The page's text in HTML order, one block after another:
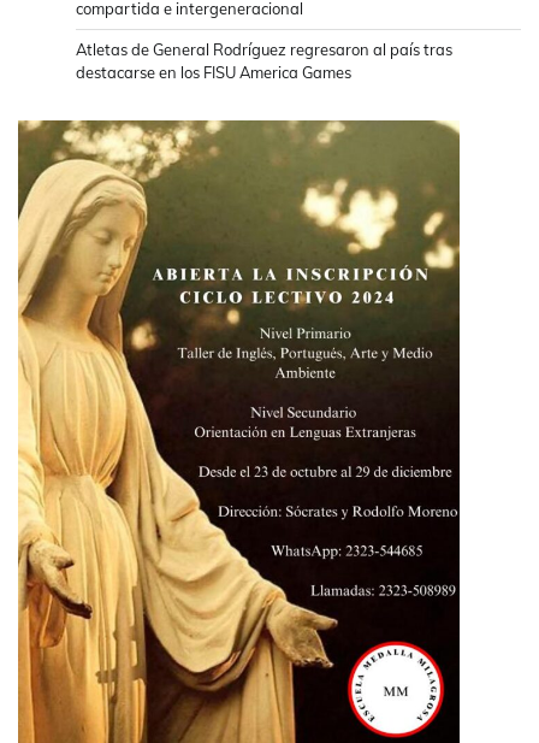
compartida e intergeneracional
Atletas de General Rodríguez regresaron al país tras
destacarse en los FISU America Games